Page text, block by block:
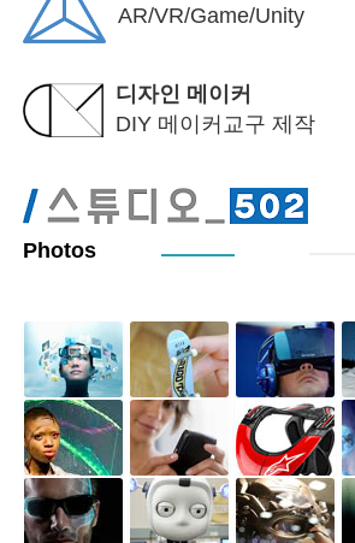
AR/VR/Game/Unity
디자인 메이커
DIY 메이커교구 제작
Photos